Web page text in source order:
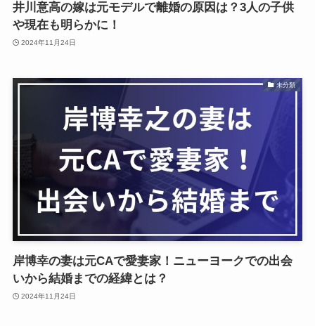
井川意高の嫁は元モデルで離婚の原因は？3人の子供
や現在も明らかに！
2024年11月24日
未分類
岸博幸の妻は元CAで愛妻家！ニューヨークでの出会
いから結婚までの経緯とは？
2024年11月24日